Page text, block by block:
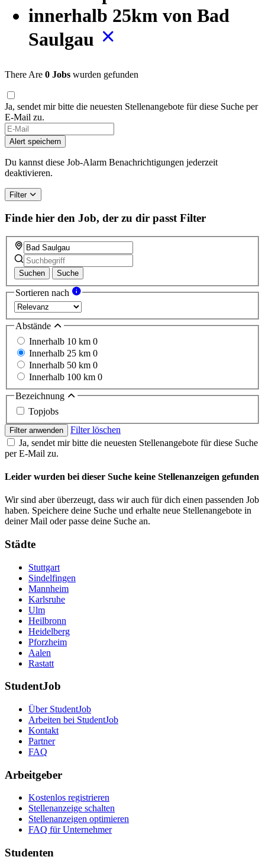
innerhalb 25km von Bad
Saulgau
There Are 0 Jobs wurden gefunden
Ja, sendet mir bitte die neuesten Stellenangebote für diese Suche per
E-Mail zu.
Alert speichern
Du kannst diese Job-Alarm Benachrichtigungen jederzeit
deaktivieren.
Filter
Finde hier den Job, der zu dir passt Filter
Suchen Suche
Sortieren nach
Abstände
Innerhalb 10 km 0
Innerhalb 25 km 0
Innerhalb 50 km 0
Innerhalb 100 km 0
Bezeichnung
Topjobs
Filter anwenden
Filter löschen
Ja, sendet mir bitte die neuesten Stellenangebote für diese Suche
per E-Mail zu.
Leider wurden bei dieser Suche keine Stellenanzeigen gefunden
Wir sind aber überzeugt, dass wir auch für dich einen passenden Job
haben. Speichere deine Suche und erhalte neue Stellenangebote in
deiner Mail oder passe deine Suche an.
Städte
Stuttgart
Sindelfingen
Mannheim
Karlsruhe
Ulm
Heilbronn
Heidelberg
Pforzheim
Aalen
Rastatt
StudentJob
Über StudentJob
Arbeiten bei StudentJob
Kontakt
Partner
FAQ
Arbeitgeber
Kostenlos registrieren
Stellenanzeige schalten
Stellenanzeigen optimieren
FAQ für Unternehmer
Studenten